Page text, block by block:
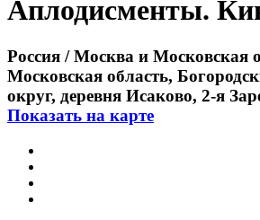
Аплодисменты.
Россия / Москва и Московская
Московская область,
округ, деревня Исаково, 2-я
Показать на карте